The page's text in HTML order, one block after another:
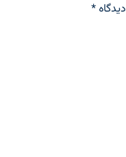
دیدگاه*